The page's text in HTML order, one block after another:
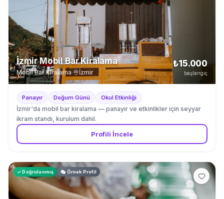
İzmir Mobil Bar Kiralama
Mobil Bar Kiralama· İzmir
₺15.000
başlangıç
Panayır Doğum Günü Okul Etkinliği
İzmir'da mobil bar kiralama — panayır ve etkinlikler için seyyar
ikram standı, kurulum dahil.
Profili İncele
✓ Doğrulanmış 🎭 Örnek Profil